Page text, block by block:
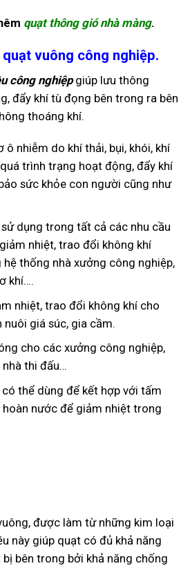
quạt thông gió nhà màng.
vuông công nghiệp.
công nghiệpgiúp lưu thông
đẩy khí tù đọng bên trong ra bên
thoáng khí.
ô nhiễm do khí thải, bụi, khói, khí
trình trạng hoạt động, đẩy khí
sức khỏe con người cũng như
dụng trong tất cả các nhu cầu
nhiệt, trao đổi không khí
thống nhà xưởng công nghiệp,
khí….
nhiệt, trao đổi không khí cho
giá súc, gia cầm.
cho các xưởng công nghiệp,
nhà thi đấu…
thể dùng để kết hợp với tấm
nước để giảm nhiệt trong
được làm từ những kim loại
này giúp quạt có đủ khả năng
bên trong bởi khả năng chống